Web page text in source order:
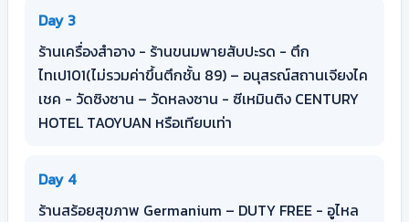
Day 3
ร้านเครื่องสำอาง - ร้านขนมพายสับปะรด - ตึก
ไทเป101(ไม่รวมค่าขึ้นตึกชั้น 89) – อนุสรณ์สถานเจียงไค
เชค - วัดซิงซาน – วัดหลงซาน - ซีเหมินติง CENTURY
HOTEL TAOYUAN หรือเทียบเท่า
Day 4
ร้านสร้อยสุขภาพ Germanium – DUTY FREE - อูไหล